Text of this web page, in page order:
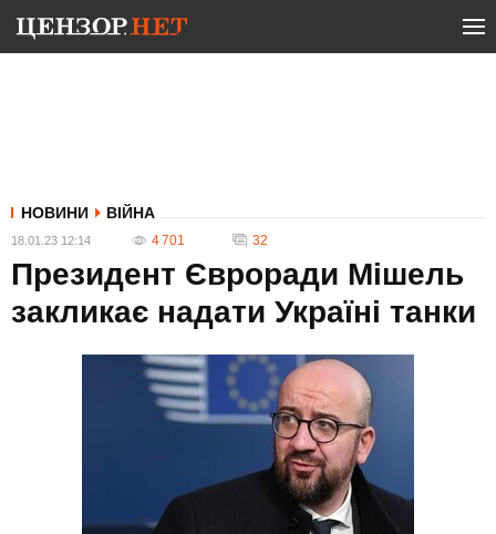
НОВИНИ ВІЙНА
18.01.23 12:14 4 701 32
Президент Євроради Мішель
закликає надати Україні танки